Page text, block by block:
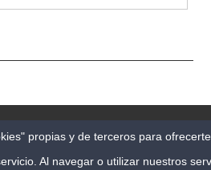
TODOS LOS DERECHOS
RESERVADOS.
propias y de terceros para
Al navegar o utilizar nuestros